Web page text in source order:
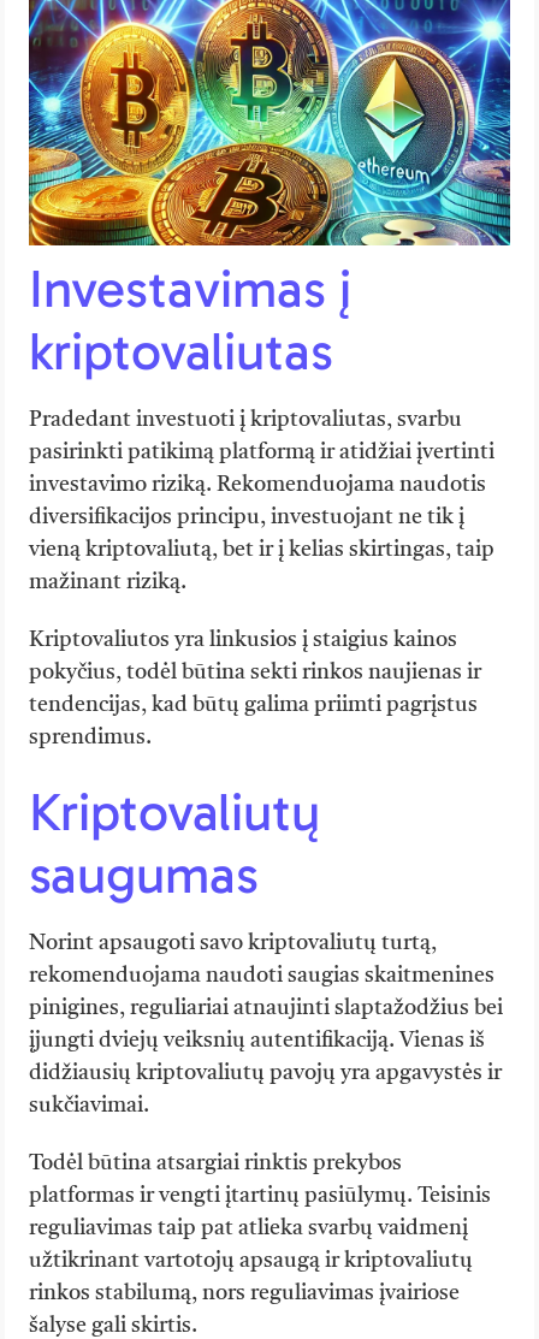
Investavimas į
kriptovaliutas
Pradedant investuoti į kriptovaliutas, svarbu
pasirinkti patikimą platformą ir atidžiai įvertinti
investavimo riziką. Rekomenduojama naudotis
diversifikacijos principu, investuojant ne tik į
vieną kriptovaliutą, bet ir į kelias skirtingas, taip
mažinant riziką.
Kriptovaliutos yra linkusios į staigius kainos
pokyčius, todėl būtina sekti rinkos naujienas ir
tendencijas, kad būtų galima priimti pagrįstus
sprendimus.
Kriptovaliutų
saugumas
Norint apsaugoti savo kriptovaliutų turtą,
rekomenduojama naudoti saugias skaitmenines
pinigines, reguliariai atnaujinti slaptažodžius bei
įjungti dviejų veiksnių autentifikaciją. Vienas iš
didžiausių kriptovaliutų pavojų yra apgavystės ir
sukčiavimai.
Todėl būtina atsargiai rinktis prekybos
platformas ir vengti įtartinų pasiūlymų. Teisinis
reguliavimas taip pat atlieka svarbų vaidmenį
užtikrinant vartotojų apsaugą ir kriptovaliutų
rinkos stabilumą, nors reguliavimas įvairiose
šalyse gali skirtis.